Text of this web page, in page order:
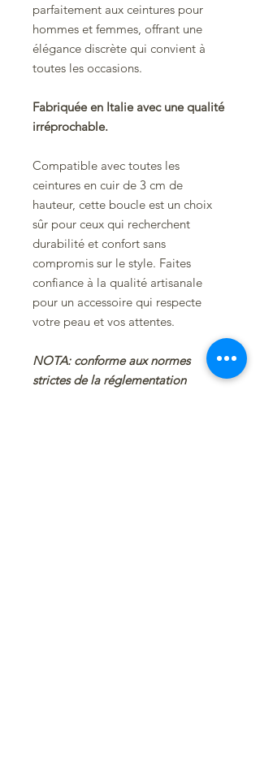
parfaitement aux ceintures pour
hommes et femmes, offrant une
élégance discrète qui convient à
toutes les occasions.
Fabriquée en Italie avec une qualité
irréprochable.
Compatible avec toutes les
ceintures en cuir de 3 cm de
hauteur, cette boucle est un choix
sûr pour ceux qui recherchent
durabilité et confort sans
compromis sur le style. Faites
confiance à la qualité artisanale
pour un accessoire qui respecte
votre peau et vos attentes.
NOTA: conforme aux normes
strictes de la réglementation